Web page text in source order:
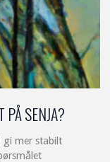
SENJA?
gi mer stabilt